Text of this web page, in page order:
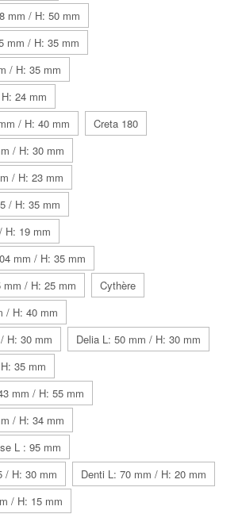
mm / H: 50 mm
mm / H: 35 mm
/ H: 35 mm
24 mm
/ H: 40 mm
Creta 180
/ H: 30 mm
/ H: 23 mm
/ H: 35 mm
H: 19 mm
mm / H: 35 mm
/ H: 25 mm
Cythère
/ H: 40 mm
H: 30 mm
Delia L: 50 mm / H: 30 mm
35 mm
mm / H: 55 mm
/ H: 34 mm
L : 95 mm
/ H: 30 mm
Denti L: 70 mm / H: 20 mm
/ H: 15 mm